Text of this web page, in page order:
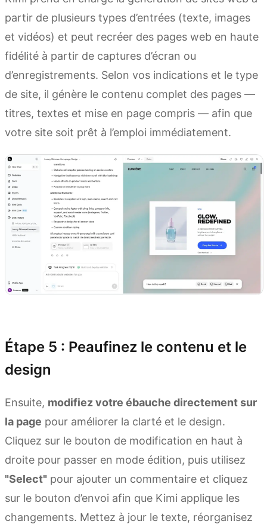
partir de plusieurs types d’entrées (texte, images
et vidéos) et peut recréer des pages web en haute
fidélité à partir de captures d’écran ou
d’enregistrements. Selon vos indications et le type
de site, il génère le contenu complet des pages —
titres, textes et mise en page compris — afin que
votre site soit prêt à l’emploi immédiatement.
Étape 5 : Peaufinez le contenu et le
design
Ensuite, modifiez votre ébauche directement sur
la page pour améliorer la clarté et le design.
Cliquez sur le bouton de modification en haut à
droite pour passer en mode édition, puis utilisez
"Select" pour ajouter un commentaire et cliquez
sur le bouton d’envoi afin que Kimi applique les
changements. Mettez à jour le texte, réorganisez